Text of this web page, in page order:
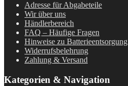
Adresse für Abgabeteile
Wir über uns
Händlerbereich
FAQ – Häufige Fragen
Hinweise zu Batterieentsorgung
Widerrufsbelehrung
Zahlung & Versand
Kategorien & Navigation